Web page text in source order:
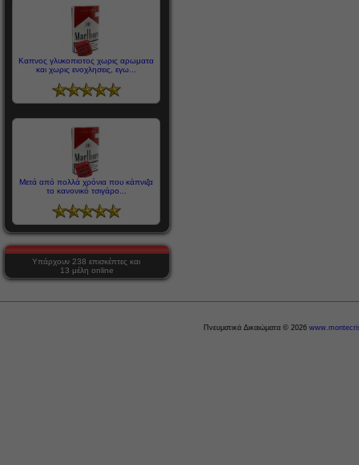
Καπνος γλυκοπιοτος χωρις αρωματα
και χωρις ενοχλησεις, εγω...
Μετά από πολλά χρόνια που κάπνιζα
το κανονικό τσιγάρο...
Υπάρχουν 238 επισκέπτες και
13 μέλη online
Πνευματικά Δικαιώματα © 2026